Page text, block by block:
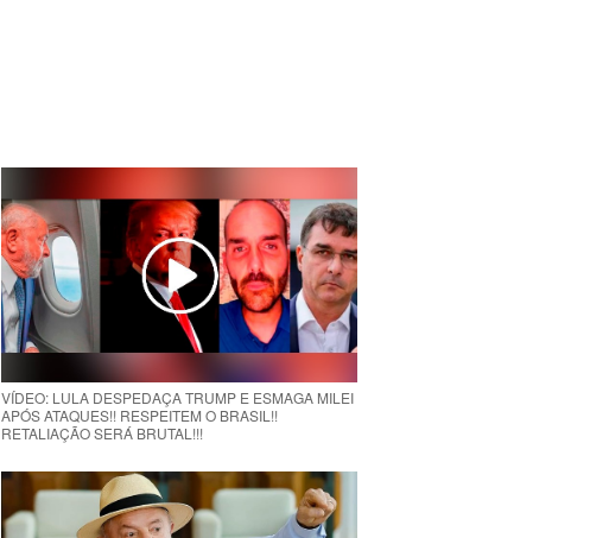
VÍDEO: LULA DESPEDAÇA TRUMP E ESMAGA MILEI
APÓS ATAQUES!! RESPEITEM O BRASIL!!
RETALIAÇÃO SERÁ BRUTAL!!!